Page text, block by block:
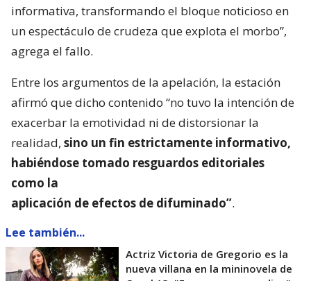
informativa, transformando el bloque noticioso en
un espectáculo de crudeza que explota el morbo”,
agrega el fallo.
Entre los argumentos de la apelación, la estación
afirmó que dicho contenido “no tuvo la intención de
exacerbar la emotividad ni de distorsionar la
realidad, sino un fin estrictamente informativo,
habiéndose tomado resguardos editoriales
como la
aplicación de efectos de difuminado”.
Lee también...
Actriz Victoria de Gregorio es la
nueva villana en la mininovela de